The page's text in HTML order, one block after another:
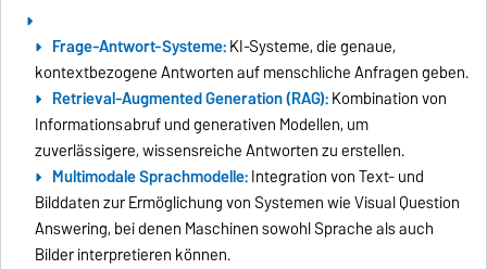
Frage-Antwort-Systeme:KI-Systeme, die genaue,
kontextbezogene Antworten auf menschliche Anfragen geben.
Retrieval-Augmented Generation (RAG):Kombination von
Informationsabruf und generativen Modellen, um
zuverlässigere, wissensreiche Antworten zu erstellen.
Multimodale Sprachmodelle:Integration von Text- und
Bilddaten zur Ermöglichung von Systemen wie Visual Question
Answering, bei denen Maschinen sowohl Sprache als auch
Bilder interpretieren können.